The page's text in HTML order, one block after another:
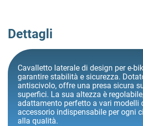
Dettagli
Cavalletto laterale di design per e-
garantire stabilità e sicurezza.
antiscivolo, offre una presa sicura
superfici. La sua altezza è
adattamento perfetto a vari modelli
accessorio indispensabile per ogni
alla qualità.